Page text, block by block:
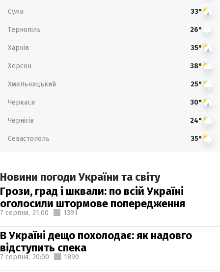
Суми 33°
Тернопіль 26°
Харків 35°
Херсон 38°
Хмельницький 25°
Черкаси 30°
Чернігів 24°
Севастополь 35°
Новини погоди України та світу
Грози, град і шквали: по всій Україні
оголосили штормове попередження
7 серпня, 21:00 1391
В Україні дещо похолодає: як надовго
відступить спека
7 серпня, 20:00 1890